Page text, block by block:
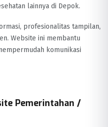
lainnya di Depok.
profesionalitas tampilan,
Website ini membantu
komunikasi
Pemerintahan /